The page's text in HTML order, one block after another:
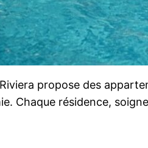
propose des
Chaque résidence,